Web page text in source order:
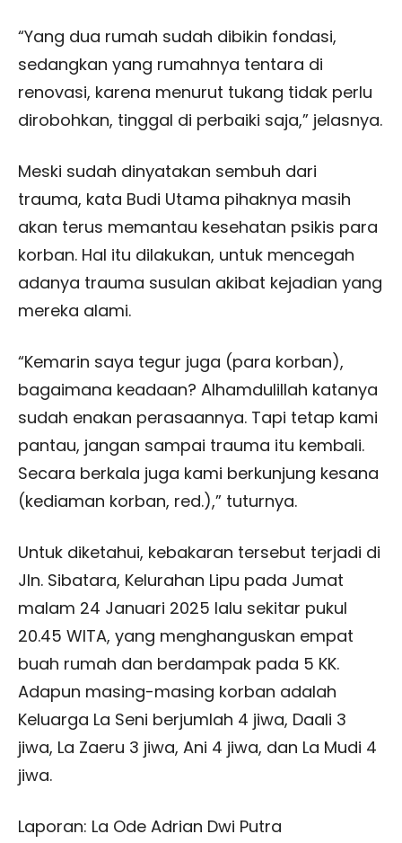
“Yang dua rumah sudah dibikin fondasi,
sedangkan yang rumahnya tentara di
renovasi, karena menurut tukang tidak perlu
dirobohkan, tinggal di perbaiki saja,” jelasnya.
Meski sudah dinyatakan sembuh dari
trauma, kata Budi Utama pihaknya masih
akan terus memantau kesehatan psikis para
korban. Hal itu dilakukan, untuk mencegah
adanya trauma susulan akibat kejadian yang
mereka alami.
“Kemarin saya tegur juga (para korban),
bagaimana keadaan? Alhamdulillah katanya
sudah enakan perasaannya. Tapi tetap kami
pantau, jangan sampai trauma itu kembali.
Secara berkala juga kami berkunjung kesana
(kediaman korban, red.),” tuturnya.
Untuk diketahui, kebakaran tersebut terjadi di
Jln. Sibatara, Kelurahan Lipu pada Jumat
malam 24 Januari 2025 lalu sekitar pukul
20.45 WITA, yang menghanguskan empat
buah rumah dan berdampak pada 5 KK.
Adapun masing-masing korban adalah
Keluarga La Seni berjumlah 4 jiwa, Daali 3
jiwa, La Zaeru 3 jiwa, Ani 4 jiwa, dan La Mudi 4
jiwa.
Laporan: La Ode Adrian Dwi Putra